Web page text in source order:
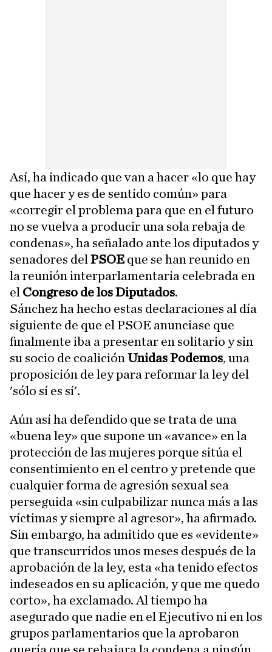
Así, ha indicado que van a hacer «lo que hay
que hacer y es de sentido común» para
«corregir el problema para que en el futuro
no se vuelva a producir una sola rebaja de
condenas», ha señalado ante los diputados y
senadores del PSOE que se han reunido en
la reunión interparlamentaria celebrada en
el Congreso de los Diputados.
Sánchez ha hecho estas declaraciones al día
siguiente de que el PSOE anunciase que
finalmente iba a presentar en solitario y sin
su socio de coalición Unidas Podemos, una
proposición de ley para reformar la ley del
'sólo sí es sí'.
Aún así ha defendido que se trata de una
«buena ley» que supone un «avance» en la
protección de las mujeres porque sitúa el
consentimiento en el centro y pretende que
cualquier forma de agresión sexual sea
perseguida «sin culpabilizar nunca más a las
víctimas y siempre al agresor», ha afirmado.
Sin embargo, ha admitido que es «evidente»
que transcurridos unos meses después de la
aprobación de la ley, esta «ha tenido efectos
indeseados en su aplicación, y que me quedo
corto», ha exclamado. Al tiempo ha
asegurado que nadie en el Ejecutivo ni en los
grupos parlamentarios que la aprobaron